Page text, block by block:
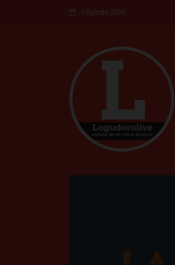
7 Agosto 2026